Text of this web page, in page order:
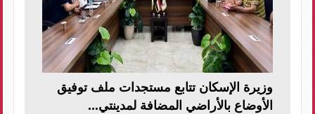
وزيرة الإسكان تتابع مستجدات ملف توفيق
الأوضاع بالأراضي المضافة لمدينتي...